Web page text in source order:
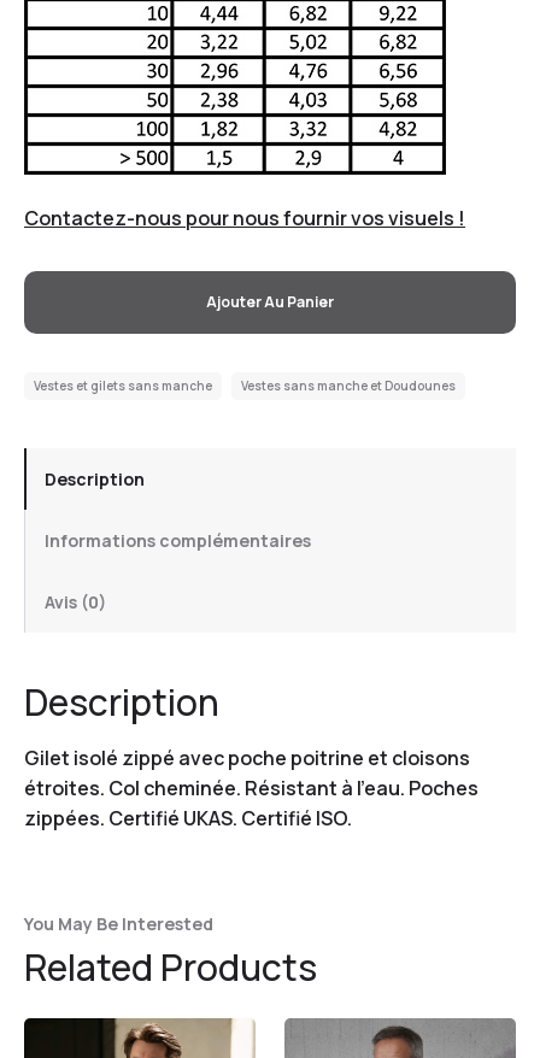
Contactez-nous pour nous fournir vos visuels !
Ajouter Au Panier
Vestes et gilets sans manche Vestes sans manche et Doudounes
Description
Informations complémentaires
Avis (0)
Description
Gilet isolé zippé avec poche poitrine et cloisons
étroites. Col cheminée. Résistant à l’eau. Poches
zippées. Certifié UKAS. Certifié ISO.
You May Be Interested
Related Products